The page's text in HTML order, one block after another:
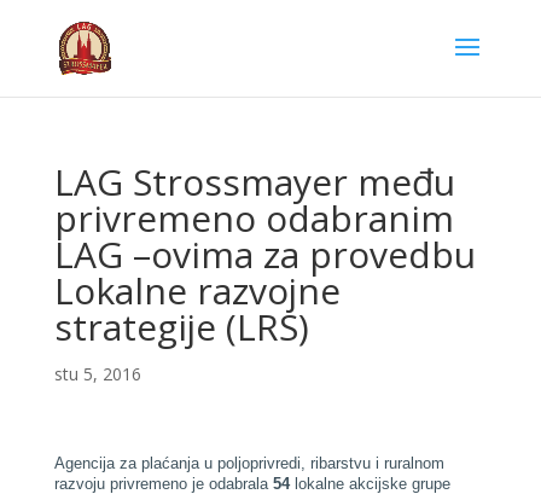
LAG Strossmayer među
privremeno odabranim
LAG –ovima za provedbu
Lokalne razvojne
strategije (LRS)
stu 5, 2016
Agencija za plaćanja u poljoprivredi, ribarstvu i ruralnom
razvoju privremeno je odabrala 54 lokalne akcijske grupe